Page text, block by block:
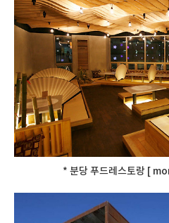
* 분당 푸드레스토랑 [